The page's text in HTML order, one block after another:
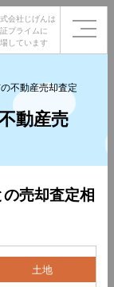
会社じげんは
プライムに
場しています
不動産売却査定
動産売
売却査定相
土地